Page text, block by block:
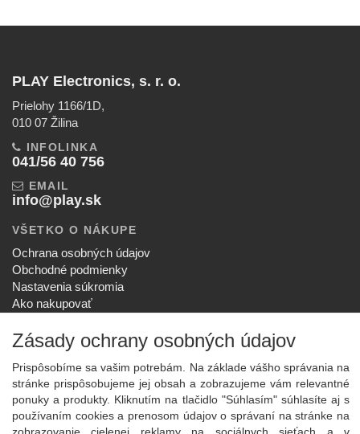
PLAY Electronics, s. r. o.
Prielohy 1166/1D,
010 07 Žilina
INFOLINKA
041/56 40 756
EMAIL
info@play.sk
VŠETKO O NÁKUPE
Ochrana osobných údajov
Obchodné podmienky
Nastavenia súkromia
Ako nakupovať
SPOLOČNOSŤ
O nás
Kontakt
Služby
Aktuality
Zásady ochrany osobných údajov
Prispôsobíme sa vašim potrebám. Na základe vášho správania na
stránke prispôsobujeme jej obsah a zobrazujeme vám relevantné
ponuky a produkty. Kliknutím na tlačidlo "Súhlasím" súhlasíte aj s
používaním cookies a prenosom údajov o správaní na stránke na